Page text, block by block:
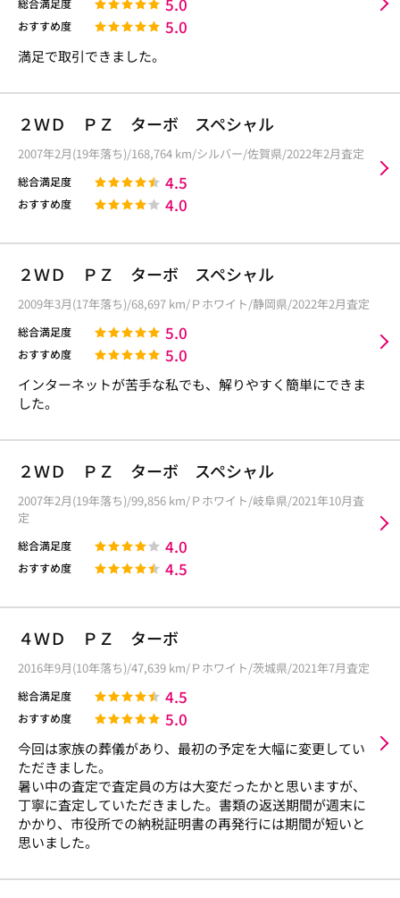
総合満足度
おすすめ度 5.0
満足で取引できました。
２ＷＤ ＰＺ ターボ スペシャル
2007年2月(19年落ち)/168,764 km/シルバー/佐賀県/2022年2月査定
総合満足度 4.5
おすすめ度 4.0
２ＷＤ ＰＺ ターボ スペシャル
2009年3月(17年落ち)/68,697 km/Ｐホワイト/静岡県/2022年2月査定
総合満足度 5.0
おすすめ度 5.0
インターネットが苦手な私でも、解りやすく簡単にできま
した。
２ＷＤ ＰＺ ターボ スペシャル
2007年2月(19年落ち)/99,856 km/Ｐホワイト/岐阜県/2021年10月査
定
総合満足度 4.0
おすすめ度 4.5
４ＷＤ ＰＺ ターボ
2016年9月(10年落ち)/47,639 km/Ｐホワイト/茨城県/2021年7月査定
総合満足度 4.5
おすすめ度 5.0
今回は家族の葬儀があり、最初の予定を大幅に変更してい
ただきました。
暑い中の査定で査定員の方は大変だったかと思いますが、
丁寧に査定していただきました。書類の返送期間が週末に
かかり、市役所での納税証明書の再発行には期間が短いと
思いました。